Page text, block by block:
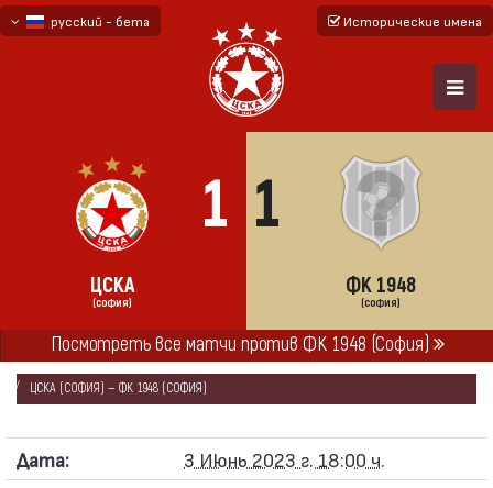
русский - бета
Исторические имена
1 1
ЦСКА
(СОФИЯ)
ФК 1948
(СОФИЯ)
Посмотреть все матчи против ФК 1948 (София)
ГЛАВНАЯ СЕЗОНЫ
2022/23
ПЕРВАЯ ПРОФЕССИОНАЛЬНАЯ ЛИГА 2022/23 - ПЕРВАЯ ШЕСТЁРКА
ЦСКА (СОФИЯ) — ФК 1948 (СОФИЯ)
Дата:
3 Июнь 2023 г. 18:00 ч.